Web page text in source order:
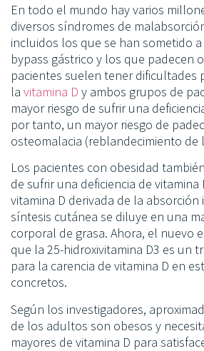
En todo el mundo hay varios
diversos síndromes de
incluidos los que se han sometido
bypass gástrico y los que padecen
pacientes suelen tener dificultades
la vitamina D y ambos grupos de
mayor riesgo de sufrir una
por tanto, un mayor riesgo de
osteomalacia (reblandecimiento de
Los pacientes con obesidad
de sufrir una deficiencia de vitamina
vitamina D derivada de la
síntesis cutánea se diluye en una
corporal de grasa. Ahora, el nuevo
que la 25-hidroxivitamina D3 es un
para la carencia de vitamina D en
concretos.
Según los investigadores,
de los adultos son obesos y
mayores de vitamina D para